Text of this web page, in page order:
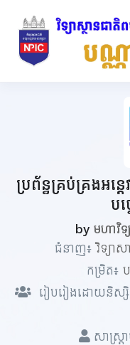
ប្រព័ន្ធគ្រប់គ្រងអន្ត
បច្
by មហាវិទ្
ជំនាញ៖វិទ្យាស
កម្រិត៖
រៀបរៀងដោយនិស្
សាស្ត្រ